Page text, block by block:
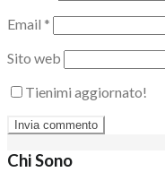
Email *
Sito web
Tienimi aggiornato!
Chi Sono